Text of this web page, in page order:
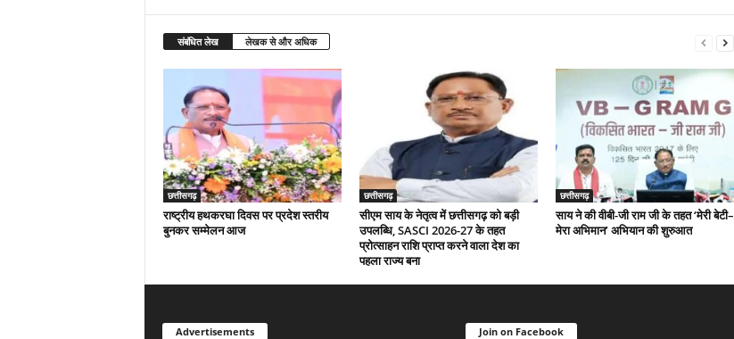
संबंधित लेख लेखक से और अधिक
छत्तीसगढ़
राष्ट्रीय हथकरघा दिवस पर प्रदेश स्तरीय
बुनकर सम्मेलन आज
छत्तीसगढ़
सीएम साय के नेतृत्व में छत्तीसगढ़ को बड़ी
उपलब्धि, SASCI 2026-27 के तहत
प्रोत्साहन राशि प्राप्त करने वाला देश का
पहला राज्य बना
छत्तीसगढ़
साय ने की वीबी-जी राम जी के तहत ‘मेरी बेटी–
मेरा अभिमान’ अभियान की शुरुआत
Advertisements Join on Facebook